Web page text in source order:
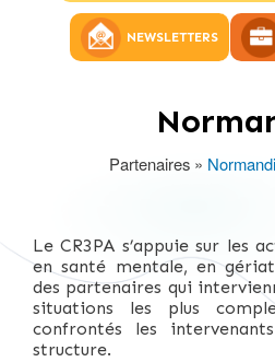
NEWSLETTERS
d'Ariane
Partenaires
Le CR3PA s’appuie sur les
en santé mentale, en
des partenaires qui
situations les plus
confrontés les
structure.